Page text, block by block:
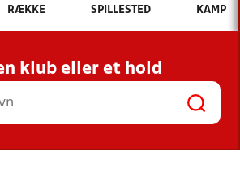
Hvad vil du søge efter?
INDHOLD OG NYHEDER
RESULTATER, KLUBBER OG
HOLD
RÆKKE SPILLESTED KAMP
klub eller et hold